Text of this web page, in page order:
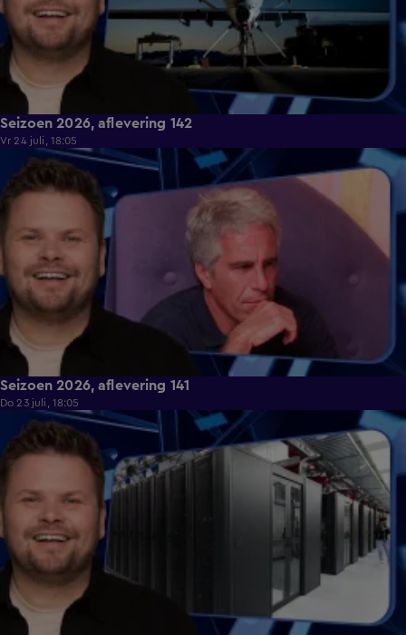
Seizoen 2026, aflevering 142
Vr 24 juli, 18:05
47:43
Seizoen 2026, aflevering 141
Do 23 juli, 18:05
47:43